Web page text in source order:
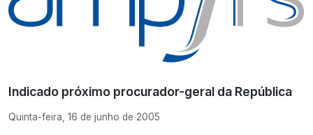
Indicado próximo procurador-geral da República
Quinta-feira, 16 de junho de 2005